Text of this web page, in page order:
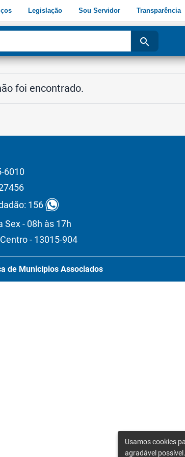
Legislação Sou Servidor Transparência
search
foi encontrado.
6010
156
Sex - 08h às 17h
- 13015-904
de Municípios Associados
Usamos cookies
agradável